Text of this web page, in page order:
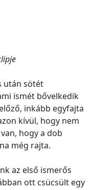
után sötét
ismét bővelkedik
inkább egyfajta
kívül, hogy nem
hogy a dob
még rajta.
az első ismerős
ott csücsült egy